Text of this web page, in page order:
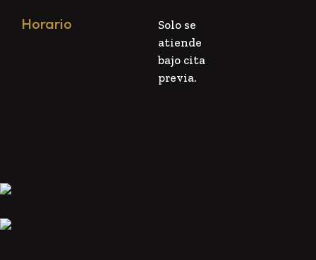
Horario
Solo se
atiende
bajo cita
previa.